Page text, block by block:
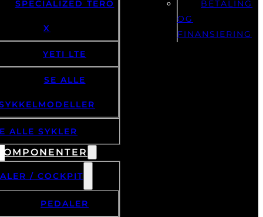
SPECIALIZED TERO
X
YETI LTE
SE ALLE
ALLE SYKLER
/ COCKPIT
PEDALER
BETALING
OG
FINANSIERING